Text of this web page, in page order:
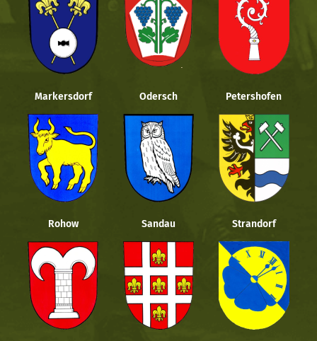
Markersdorf Odersch Petershofen
Rohow Sandau Strandorf